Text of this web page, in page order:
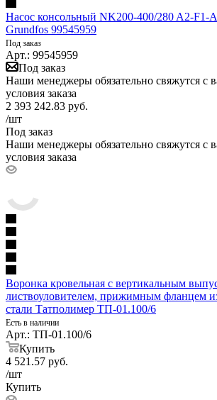
Насос консольный NK200-400/280 A2-F1-
Grundfos 99545959
Под заказ
Арт.: 99545959
Под заказ
Наши менеджеры обязательно свяжутся с
условия заказа
2 393 242.83 руб.
/шт
Под заказ
Наши менеджеры обязательно свяжутся с
условия заказа
Воронка кровельная с вертикальным
листвоуловителем, прижимным фланцем
стали Татполимер ТП-01.100/6
Есть в наличии
Арт.: ТП-01.100/6
Купить
4 521.57 руб.
/шт
Купить